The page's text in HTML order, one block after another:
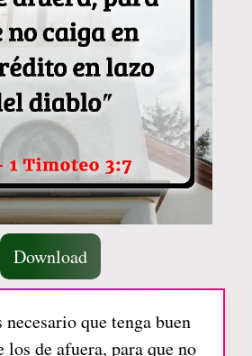
Download
necesario que tenga buen
de afuera, para que no